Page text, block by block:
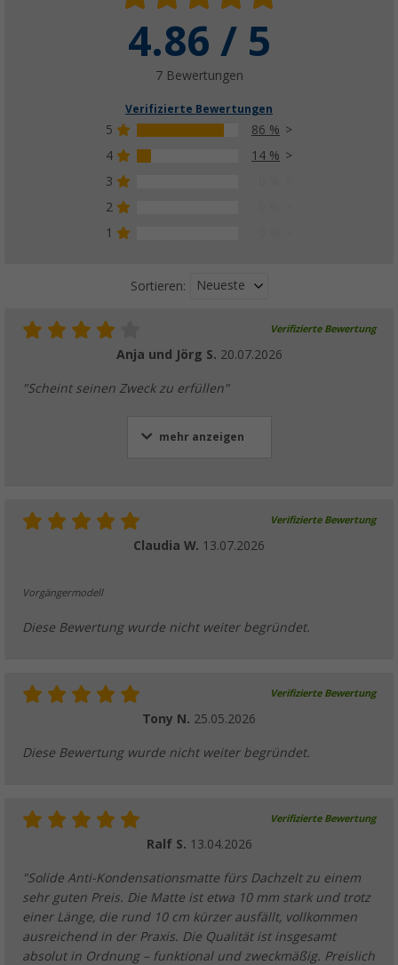
Berger Sentina Mobil by Froli Bettsystem
(28)
34,99€UVP39,99 €
4.86 / 5
7 Bewertungen
Verifizierte Bewertungen
5
86 %
4
14 %
3
2
1
Sortieren: Neueste
Verifizierte Bewertung
Anja und Jörg S. 20.07.2026
"Scheint seinen Zweck zu erfüllen"
mehr anzeigen
Verifizierte Bewertung
Claudia W. 13.07.2026
Vorgängermodell
Diese Bewertung wurde nicht weiter begründet.
Verifizierte Bewertung
Tony N. 25.05.2026
Diese Bewertung wurde nicht weiter begründet.
Verifizierte Bewertung
Ralf S. 13.04.2026
"Solide Anti-Kondensationsmatte fürs Dachzelt zu einem
sehr guten Preis. Die Matte ist etwa 10 mm stark und trotz
einer Länge, die rund 10 cm kürzer ausfällt, vollkommen
ausreichend in der Praxis. Die Qualität ist insgesamt
absolut in Ordnung – funktional und zweckmäßig. Preislich